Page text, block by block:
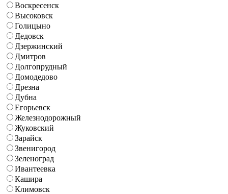
Воскресенск
Высоковск
Голицыно
Дедовск
Дзержинский
Дмитров
Долгопрудный
Домодедово
Дрезна
Дубна
Егорьевск
Железнодорожный
Жуковский
Зарайск
Звенигород
Зеленоград
Ивантеевка
Кашира
Климовск